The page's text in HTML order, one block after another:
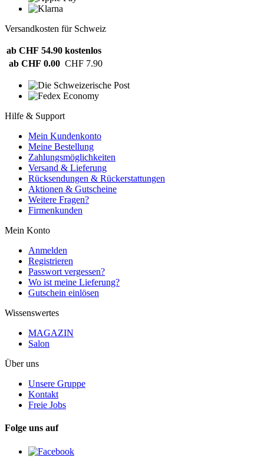
Versandkosten für Schweiz
ab CHF 54.90 kostenlos
ab CHF 0.00 CHF 7.90
Hilfe & Support
Mein Kundenkonto
Meine Bestellung
Zahlungsmöglichkeiten
Versand & Lieferung
Rücksendungen & Rückerstattungen
Aktionen & Gutscheine
Weitere Fragen?
Firmenkunden
Mein Konto
Anmelden
Registrieren
Passwort vergessen?
Wo ist meine Lieferung?
Gutschein einlösen
Wissenswertes
MAGAZIN
Salon
Über uns
Unsere Gruppe
Kontakt
Freie Jobs
Folge uns auf